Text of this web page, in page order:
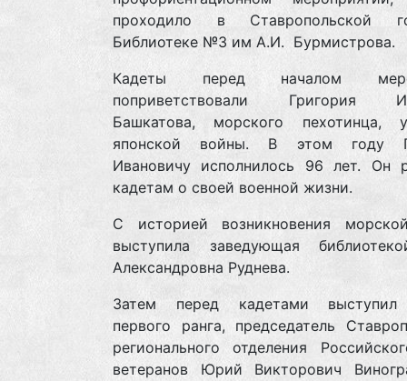
проходило в Ставропольской
Библиотеке №3 им А.И. Бурмистрова.
Кадеты перед началом
поприветствовали Григория
Башкатова, морского пехотинца,
японской войны. В этом году
Ивановичу исполнилось 96 лет. Он
кадетам о своей военной жизни.
С историей возникновения
выступила заведующая
Александровна Руднева.
Затем перед кадетами выступил
первого ранга, председатель
регионального отделения
ветеранов Юрий Викторович